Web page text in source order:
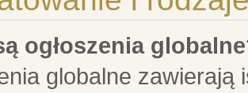
ogłoszenia
globalne